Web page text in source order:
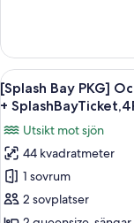
Only)
Queen
Splash
Bay
Ticket,
4
Pax
(Usage:
CI
Bay
PKG]
Ocean
Tower
Deluxe
Double
Queen
+
Splash
Bay
Öppna
alla
foton
för
[Splash
Bay
PKG]
6
[Splash Bay PKG]
+
Utsikt mot sjön
44 kvadratmeter
1 sovrum
2 sovplatser